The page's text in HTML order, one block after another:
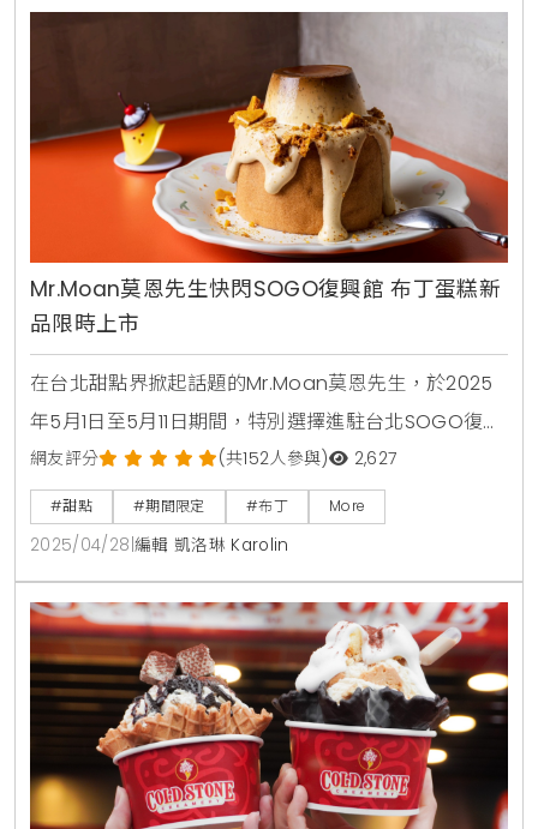
天然食材、降低 40% 糖分，並融入益生元纖維，為台
Mr.Moan莫恩先生快閃SOGO復興館 布丁蛋糕新
品限時上市
在台北甜點界掀起話題的Mr.Moan莫恩先生，於2025
年5月1日至5月11日期間，特別選擇進駐台北SOGO復興
館快閃開賣布丁蛋糕新品。地點位於捷運忠孝復興站2
號出口旁的B2星巴克附近，交通便利。這場限時登場的
甜點快閃活動，不僅吸引了眾多甜點控朝聖，也成為台
北甜點快閃必訪新亮點。Mr.Moan莫恩先生以「用布丁
拯救世界」為理念，期望在繁忙生活中，以甜點療癒人
心。提到台北甜點快閃，便不得不提到Mr.
網友評分 (共152人參與) 2,627
#甜點 #期間限定 #布丁 More
2025/04/28 編輯 凱洛琳 Karolin